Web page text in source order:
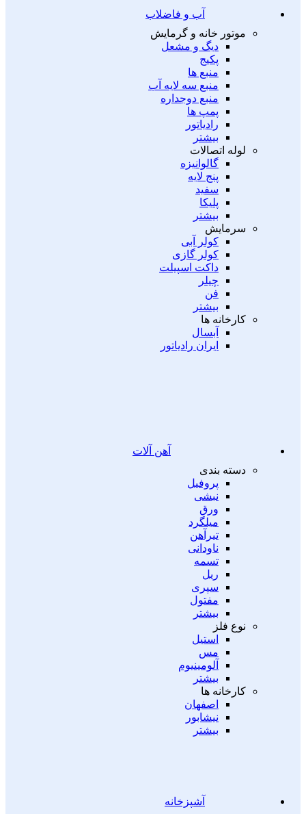
آب و فاضلاب
موتور خانه و گرمایش
دیگ و مشعل
پکیج
منبع ها
منبع سه لایه آب
منبع دوجداره
پمپ ها
رادیاتور
بیشتر
لوله اتصالات
گالوانیزه
پنج لایه
سفید
پلیکا
بیشتر
سرمایش
کولر آبی
کولر گازی
داکت اسپیلت
چیلر
فن
بیشتر
کارخانه ها
آبسال
ایران رادیاتور
آهن آلات
دسته بندی
پروفیل
نبشی
ورق
میلگرد
تیرآهن
ناودانی
تسمه
ریل
سپری
مفتول
بیشتر
نوع فلز
استیل
مس
آلومینیوم
بیشتر
کارخانه ها
اصفهان
نیشابور
بیشتر
آشپزخانه